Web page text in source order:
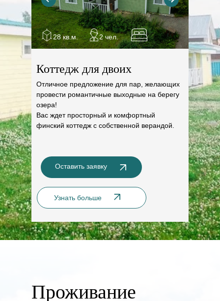
Оставить заявку
Узнать больше
Коттедж для двоих
Отличное предложение для пар, желающих
провести романтичные выходные на берегу
озера!
Вас ждет просторный и комфортный
финский коттедж с собственной верандой.
28 кв.м. 2 чел.
Проживание